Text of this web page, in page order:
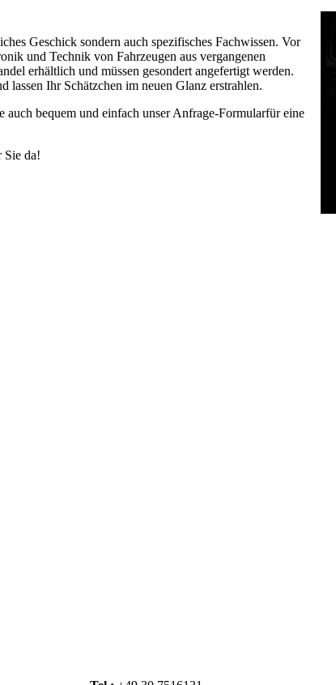
Geschick sondern auch spezifisches Fachwissen. Vor
und Technik von Fahrzeugen aus vergangenen
erhältlich und müssen gesondert angefertigt werden.
Ihr Schätzchen im neuen Glanz erstrahlen.
auch bequem und einfach unser Anfrage-Formularfür eine
Sie da!